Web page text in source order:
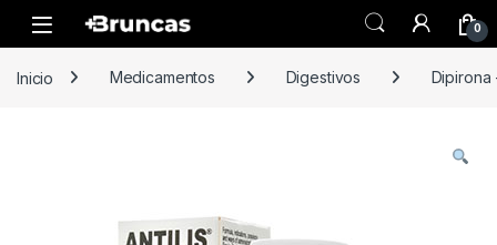
Skip to navigation
Skip to content
0
Inicio Medicamentos Digestivos Dipirona